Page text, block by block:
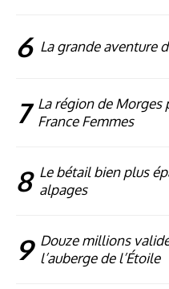
6 La grande aventure
7 La région de Morges
France Femmes
8 Le bétail bien plus
alpages
9 Douze millions
l’auberge de l’Étoile